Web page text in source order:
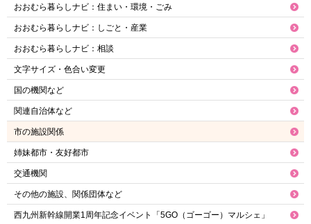
おおむら暮らしナビ：住まい・環境・ごみ
おおむら暮らしナビ：しごと・産業
おおむら暮らしナビ：相談
文字サイズ・色合い変更
国の機関など
関連自治体など
市の施設関係
姉妹都市・友好都市
交通機関
その他の施設、関係団体など
西九州新幹線開業1周年記念イベント「5GO（ゴーゴー）マルシェ」